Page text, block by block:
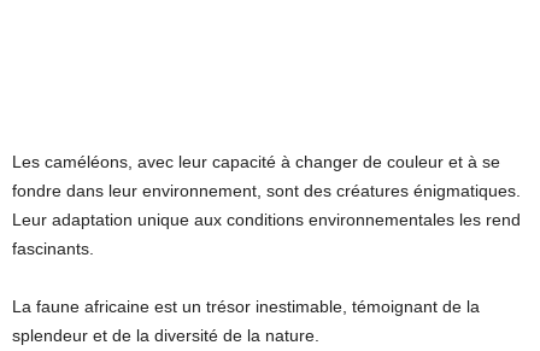
Les caméléons, avec leur capacité à changer de couleur et à se
fondre dans leur environnement, sont des créatures énigmatiques.
Leur adaptation unique aux conditions environnementales les rend
fascinants.
La faune africaine est un trésor inestimable, témoignant de la
splendeur et de la diversité de la nature.